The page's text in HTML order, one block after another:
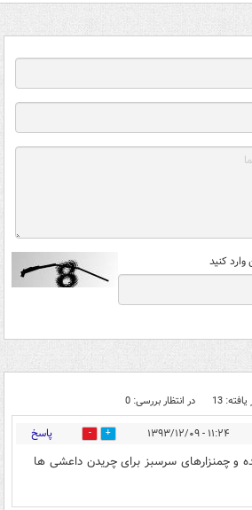
کنید
13 در انتظار بررسی: 0
۱۱:۲۴ - ۱۳۹۳/۱۲/۰۹ 0 پاسخ
و چمنزارهای سرسبز برای چریدن داعشی ها